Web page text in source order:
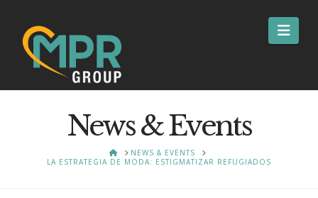
News & Events
HOMENEWS & EVENTS
LA ESTRATEGIA DE MODA: ESTIGMATIZAR REFUGIADOS